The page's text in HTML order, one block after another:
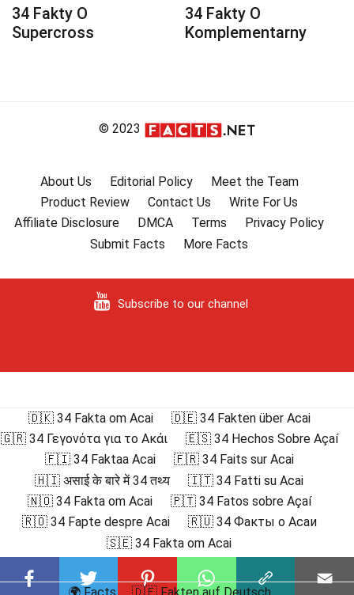
34 Fakty O
Supercross
34 Fakty O
Komplementarny
© 2023
About Us Editorial Policy
Meet the Team
Product Review
Contact Us
Write For Us
Affiliate Disclosure
DMCA Terms
Privacy Policy
Submit Facts
More Facts
Subscribe to our channel
🇩🇰 34 Fakta om Acai
🇩🇪 34 Fakten über Acai
🇬🇷 34 Γεγονότα για το Ακάι
🇪🇸 34 Hechos Sobre Açaí
🇫🇮 34 Faktaa Acai
🇫🇷 34 Faits sur Acai
🇭🇮 असाई के बारे में 34 तथ्य
🇮🇹 34 Fatti su Acai
🇳🇴 34 Fakta om Acai
🇵🇹 34 Fatos sobre Açaí
🇷🇴 34 Fapte despre Acai
🇷🇺 34 Факты о Асаи
🇸🇪 34 Fakta om Acai